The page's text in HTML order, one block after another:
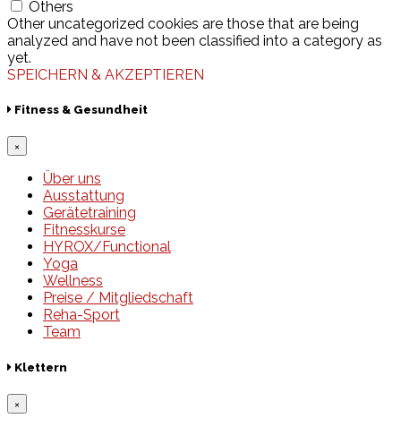
Others
Other uncategorized cookies are those that are being
analyzed and have not been classified into a category as
yet.
SPEICHERN & AKZEPTIEREN
Fitness & Gesundheit
×
Über uns
Ausstattung
Gerätetraining
Fitnesskurse
HYROX/Functional
Yoga
Wellness
Preise / Mitgliedschaft
Reha-Sport
Team
Klettern
×